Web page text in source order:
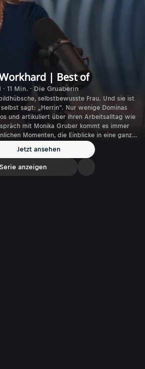
| Best of
· 11 Min. · Die Gruaberin
selbstbewusste Frau. Und sie ist
sagt: „Herrin“. Nur wenige Dominas
und artikuliert über ihren Arbeitsalltag wie
mit Monika Gruber kommt es immer
Momenten, die Einblicke in eine ganz
sieht sich selbst als unabhängige
die Schattenseiten ihrer Tätigkeit spricht.
Jetzt ansehen
Serie anzeigen